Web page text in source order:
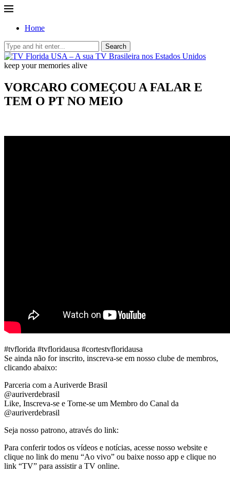
Home
Search
keep your memories alive
VORCARO COMEÇOU A FALAR E
TEM O PT NO MEIO
#tvflorida #tvfloridausa #cortestvfloridausa
Se ainda não for inscrito, inscreva-se em nosso clube de membros,
clicando abaixo:
Parceria com a Auriverde Brasil
@auriverdebrasil
Like, Inscreva-se e Torne-se um Membro do Canal da
@auriverdebrasil
Seja nosso patrono, através do link:
Para conferir todos os vídeos e notícias, acesse nosso website e
clique no link do menu “Ao vivo” ou baixe nosso app e clique no
link “TV” para assistir a TV online.